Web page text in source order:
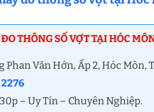
THÔNG SỐ VỢT TẠI HÓC
Văn Hớn, Ấp 2, Hóc Môn,
– Uy Tín – Chuyên Nghiệp.